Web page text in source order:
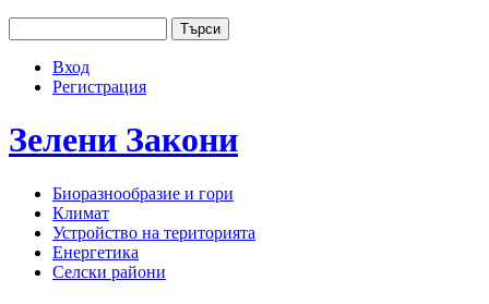
User menu
Вход
Регистрация
Зелени Закони
Биоразнообразие и гори
Климат
Устройство на територията
Енергетика
Селски райони